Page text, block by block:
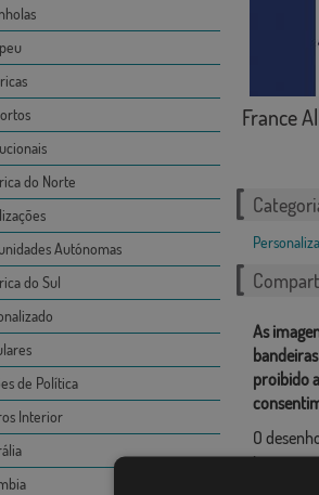
do Norte
Autónomas
do Sul
de Política
Interior
France
As
proibido
O
imagem,